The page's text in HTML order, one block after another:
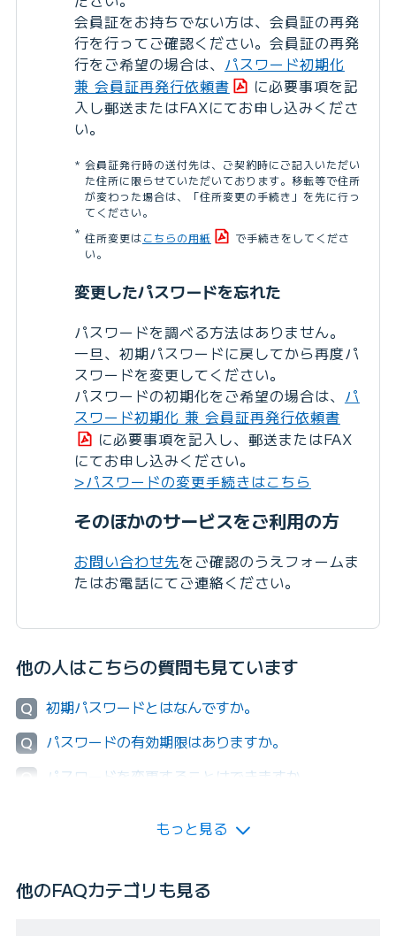
会員証をお持ちでない方は、会員証の再発
行を行ってご確認ください。会員証の再発
行をご希望の場合は、 パスワード初期化
兼 会員証再発行依頼書
に必要事項を記
入し郵送またはFAXにてお申し込みくださ
い。
会員証発行時の送付先は、ご契約時にご記入いただい
た住所に限らせていただいております。移転等で住所
が変わった場合は、「住所変更の手続き」を先に行っ
てください。
住所変更はこちらの用紙
で手続きをしてくださ
い。
変更したパスワードを忘れた
パスワードを調べる方法はありません。
一旦、初期パスワードに戻してから再度パ
スワードを変更してください。
パスワードの初期化をご希望の場合は、 パ
スワード初期化 兼 会員証再発行依頼書
に必要事項を記入し、郵送またはFAX
にてお申し込みください。
>パスワードの変更手続きはこちら
そのほかのサービスをご利用の方
お問い合わせ先をご確認のうえフォームま
たはお電話にてご連絡ください。
他の人はこちらの質問も見ています
Q
初期パスワードとはなんですか。
Q
パスワードの有効期限はありますか。
Q
パスワードを変更することはできますか。
もっと見る
他のFAQカテゴリも見る